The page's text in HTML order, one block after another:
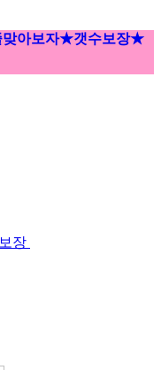
맞아보자★갯수보장★
장